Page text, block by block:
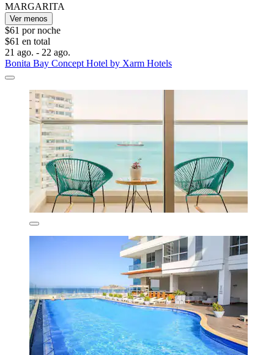
MARGARITA
Ver menos
$61 por noche
$61 en total
21 ago. - 22 ago.
Bonita Bay Concept Hotel by Xarm Hotels